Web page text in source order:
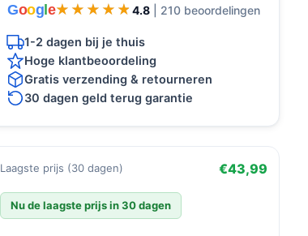
Google★★★★★
★★★★★ 4.8 | 210 beoordelingen
1-2 dagen bij je thuis
Hoge klantbeoordeling
Gratis verzending & retourneren
30 dagen geld terug garantie
Laagste prijs (30 dagen) €43,99
Nu de laagste prijs in 30 dagen